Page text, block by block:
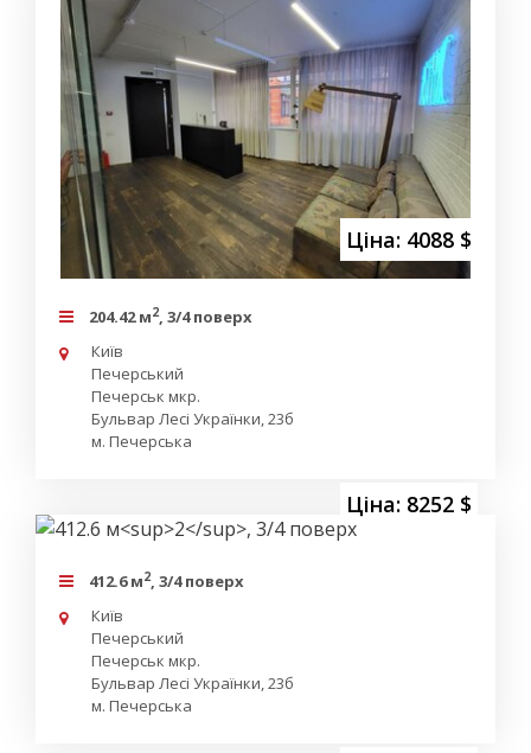
Ціна: 4088 $
204.42 м2, 3/4 поверх
Київ
Печерський
Печерськ мкр.
Бульвар Лесі Українки, 23б
м. Печерська
Ціна: 8252 $
412.6 м2, 3/4 поверх
Київ
Печерський
Печерськ мкр.
Бульвар Лесі Українки, 23б
м. Печерська